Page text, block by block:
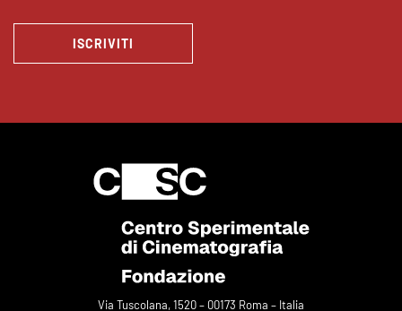
ISCRIVITI
Via Tuscolana, 1520 – 00173 Roma – Italia